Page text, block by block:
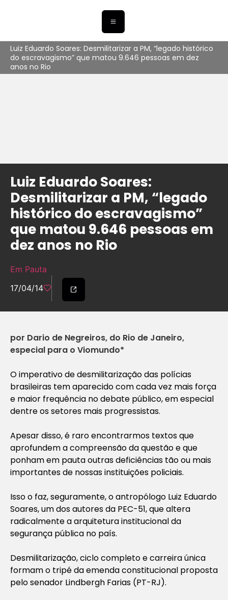
Luiz Eduardo Soares: Desmilitarizar a PM, “legado histórico
do escravagismo” que matou 9.646 pessoas em dez
anos no Rio
Luiz Eduardo Soares:
Desmilitarizar a PM, “legado
histórico do escravagismo”
que matou 9.646 pessoas em
dez anos no Rio
Em Pauta
17/04/14
por Dario de Negreiros, do Rio de Janeiro,
especial para o Viomundo*
O imperativo de desmilitarização das polícias
brasileiras tem aparecido com cada vez mais força
e maior frequência no debate público, em especial
dentre os setores mais progressistas.
Apesar disso, é raro encontrarmos textos que
aprofundem a compreensão da questão e que
ponham em pauta outras deficiências tão ou mais
importantes de nossas instituições policiais.
Isso o faz, seguramente, o antropólogo Luiz Eduardo
Soares, um dos autores da PEC-51, que altera
radicalmente a arquitetura institucional da
segurança pública no país.
Desmilitarização, ciclo completo e carreira única
formam o tripé da emenda constitucional proposta
pelo senador Lindbergh Farias (PT-RJ).